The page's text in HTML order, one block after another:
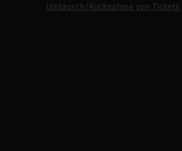
Umtausch/Rücknahme von Tickets